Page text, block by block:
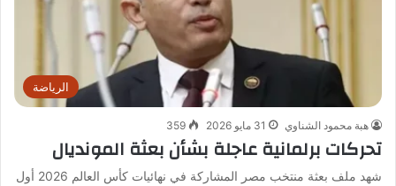
الرياضة
هبة محمود الشناوي 31 مايو 2026 359
تحركات برلمانية عاجلة بشأن بعثة المونديال
شهد ملف بعثة منتخب مصر المشاركة في نهائيات كأس العالم 2026 أول